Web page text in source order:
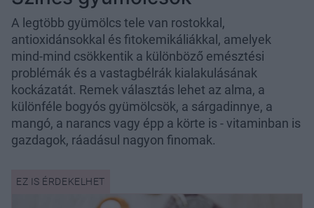
A legtöbb gyümölcs tele van rostokkal,
antioxidánsokkal és fitokemikáliákkal, amelyek
mind-mind csökkentik a különböző emésztési
problémák és a vastagbélrák kialakulásának
kockázatát. Remek választás lehet az alma, a
különféle bogyós gyümölcsök, a sárgadinnye, a
mangó, a narancs vagy épp a körte is - vitaminban is
gazdagok, ráadásul nagyon finomak.